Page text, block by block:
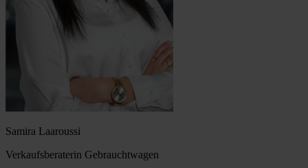
Samira Laaroussi
Verkaufsberaterin Gebrauchtwagen